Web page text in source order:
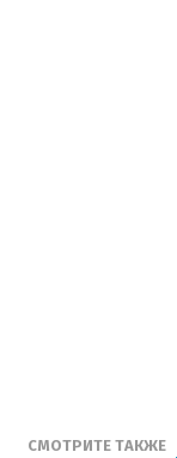
СМОТРИТЕ ТАКЖЕ